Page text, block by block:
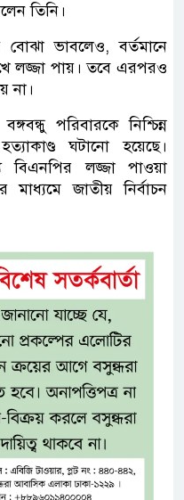
তিনি।
ভাবলেও, বর্তমানে
লজ্জা পায়। তবে এরপরও
না।
পরিবারকে নিশ্চিন্ন
ঘটানো হয়েছে।
বিএনপির লজ্জা পাওয়া
জাতীয় নির্বাচন